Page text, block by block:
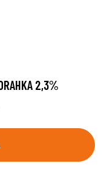
2,3%